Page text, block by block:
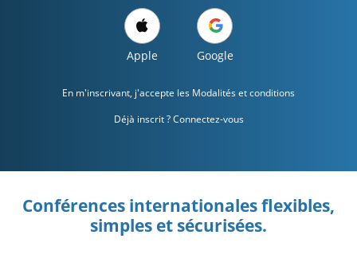
Apple Google
En m'inscrivant, j'accepte les Modalités et conditions
Déjà inscrit ? Connectez-vous
Conférences internationales flexibles,
simples et sécurisées.